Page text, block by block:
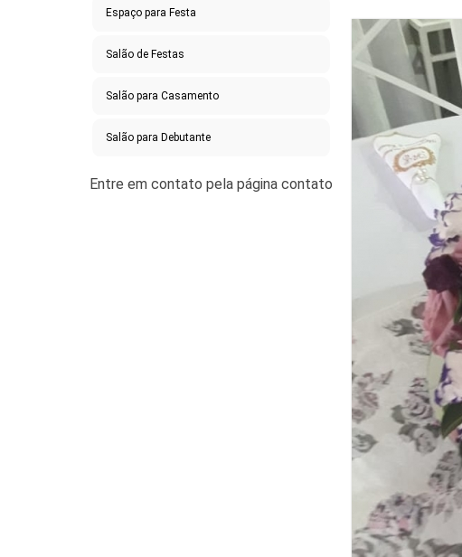
Espaço para Festa
Salão de Festas
Salão para Casamento
Salão para Debutante